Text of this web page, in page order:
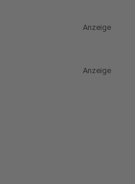
Anzeige
Anzeige